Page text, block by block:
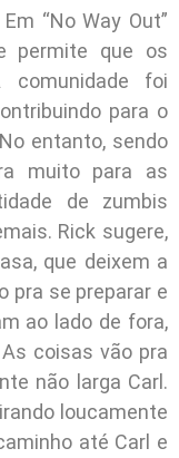
“No Way Out”
permite que os
foi
para o
entanto, sendo
muito para as
de zumbis
Rick sugere,
que deixem a
pra se preparar e
ao lado de fora,
coisas vão pra
não larga Carl.
loucamente
até Carl e